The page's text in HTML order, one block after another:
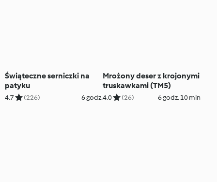
Świąteczne serniczki na
patyku
4.7 (226) 6 godz.
Mrożony deser z krojonymi
truskawkami (TM5)
4.0 (26) 6 godz. 10 min